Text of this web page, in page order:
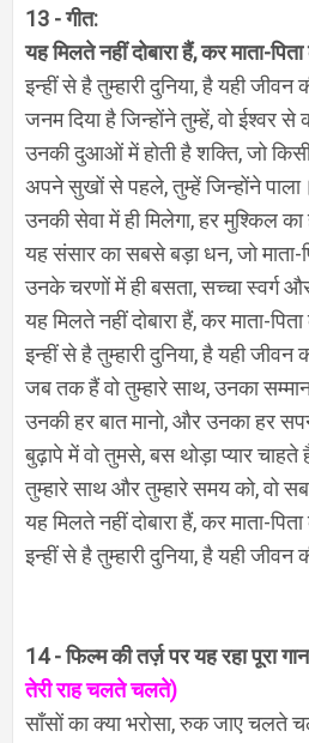
13 - गीत:
यह मिलते नहीं दोबारा हैं, कर माता-
इन्हीं से है तुम्हारी दुनिया, है यही जीवन
जनम दिया है जिन्होंने तुम्हें, वो ईश्वर से
उनकी दुआओं में होती है शक्ति, जो
अपने सुखों से पहले, तुम्हें जिन्होंने पाला।
उनकी सेवा में ही मिलेगा, हर मुश्किल का
यह संसार का सबसे बड़ा धन, जो माता-
उनके चरणों में ही बसता, सच्चा स्वर्ग
यह मिलते नहीं दोबारा हैं, कर माता-
इन्हीं से है तुम्हारी दुनिया, है यही जीवन
जब तक हैं वो तुम्हारे साथ, उनका
उनकी हर बात मानो, और उनका हर
बुढ़ापे में वो तुमसे, बस थोड़ा प्यार चाहते
तुम्हारे साथ और तुम्हारे समय को, वो
यह मिलते नहीं दोबारा हैं, कर माता-
इन्हीं से है तुम्हारी दुनिया, है यही जीवन
14 - फिल्म की तर्ज़ पर यह रहा पूरा
तेरी राह चलते चलते)
साँसों का क्या भरोसा, रुक जाए चलते